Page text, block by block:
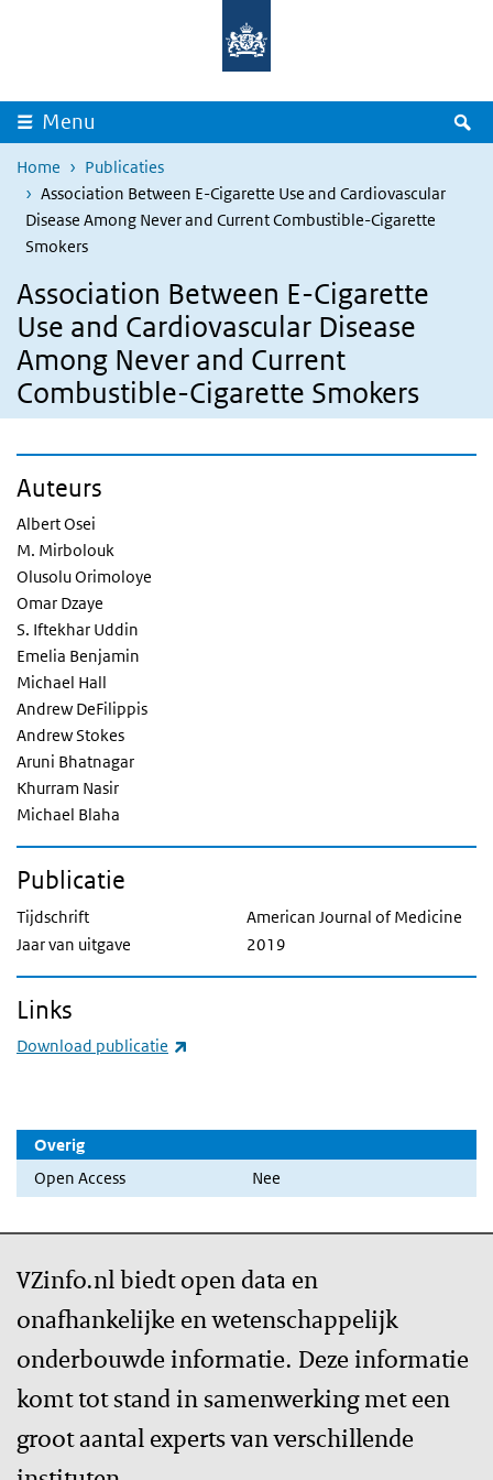
Overslaan en naar de inhoud gaan
Menu
Home
Publicaties
Association Between E-Cigarette Use and Cardiovascular
Disease Among Never and Current Combustible-Cigarette
Smokers
Association Between E-Cigarette
Use and Cardiovascular Disease
Among Never and Current
Combustible-Cigarette Smokers
Overig
Open Access
Nee
Auteurs
Albert Osei
M. Mirbolouk
Olusolu Orimoloye
Omar Dzaye
S. Iftekhar Uddin
Emelia Benjamin
Michael Hall
Andrew DeFilippis
Andrew Stokes
Aruni Bhatnagar
Khurram Nasir
Michael Blaha
Publicatie
Tijdschrift
American Journal of Medicine
Jaar van uitgave
2019
Links
Download publicatie
VZinfo.nl biedt open data en
onafhankelijke en wetenschappelijk
onderbouwde informatie. Deze informatie
komt tot stand in samenwerking met een
groot aantal experts van verschillende